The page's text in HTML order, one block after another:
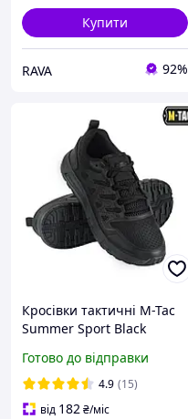
Купити
RAVA 92%
Кросівки тактичні M-Tac
Summer Sport Black
Готово до відправки
4.9 (15)
від 182₴/міс